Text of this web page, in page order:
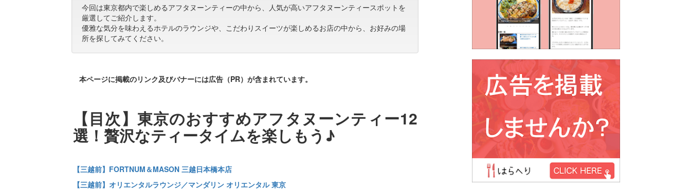
今回は東京都内で楽しめるアフタヌーンティーの中から、人気が高いアフタヌーンティースポットを
厳選してご紹介します。
優雅な気分を味わえるホテルのラウンジや、こだわりスイーツが楽しめるお店の中から、お好みの場
所を探してみてください。
本ページに掲載のリンク及びバナーには広告（PR）が含まれています。
【目次】東京のおすすめアフタヌーンティー12
選！贅沢なティータイムを楽しもう♪
【三越前】FORTNUM＆MASON 三越日本橋本店
【三越前】オリエンタルラウンジ／マンダリン オリエンタル 東京